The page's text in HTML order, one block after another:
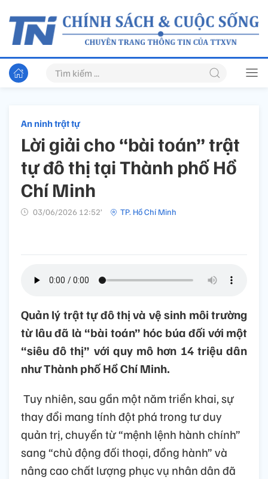
An ninh trật tự
Lời giải cho “bài toán” trật
tự đô thị tại Thành phố Hồ
Chí Minh
03/06/2026 12:52’ TP. Hồ Chí Minh
Quản lý trật tự đô thị và vệ sinh môi trường
từ lâu đã là “bài toán” hóc búa đối với một
“siêu đô thị” với quy mô hơn 14 triệu dân
như Thành phố Hồ Chí Minh.
Tuy nhiên, sau gần một năm triển khai, sự
thay đổi mang tính đột phá trong tư duy
quản trị, chuyển từ “mệnh lệnh hành chính”
sang “chủ động đối thoại, đồng hành” và
nâng cao chất lượng phục vụ nhân dân đã